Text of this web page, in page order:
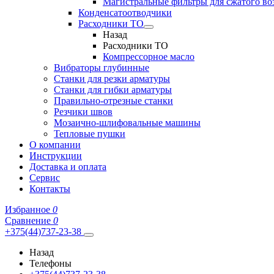
Конденсатоотводчики
Расходники ТО
Назад
Расходники ТО
Компрессорное масло
Вибраторы глубинные
Станки для резки арматуры
Станки для гибки арматуры
Правильно-отрезные станки
Резчики швов
Мозаично-шлифовальные машины
Тепловые пушки
О компании
Инструкции
Доставка и оплата
Сервис
Контакты
Избранное 0
Сравнение 0
+375(44)737-23-38
Назад
Телефоны